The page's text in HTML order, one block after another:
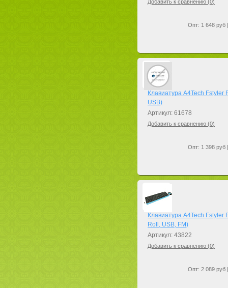
Добавить к сравнению (0)
Опт: 1 648 руб
Клавиатура A4Tech
USB)
Артикул: 61678
Добавить к сравнению (0)
Опт: 1 398 руб
Клавиатура A4Tech
Roll, USB, FM)
Артикул: 43822
Добавить к сравнению (0)
Опт: 2 089 руб